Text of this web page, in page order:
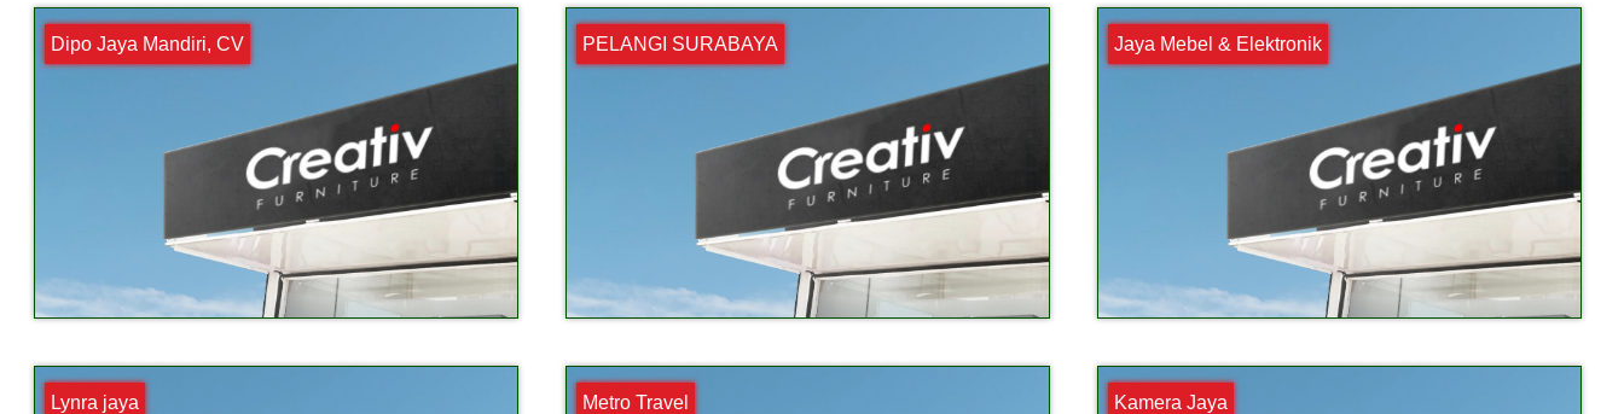
Dipo Jaya Mandiri, CV PELANGI SURABAYA Jaya Mebel & Elektronik
Lynra jaya Metro Travel Kamera Jaya